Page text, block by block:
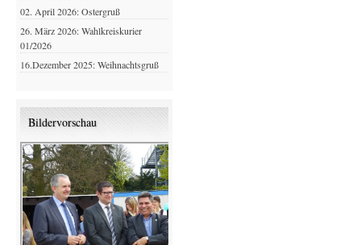
02. April 2026: Ostergruß
26. März 2026: Wahlkreiskurier
01/2026
16.Dezember 2025: Weihnachtsgruß
Bildervorschau